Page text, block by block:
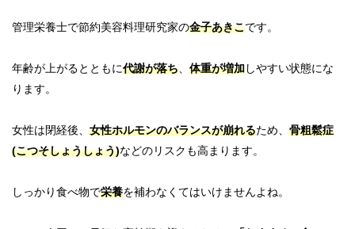
管理栄養士で節約美容料理研究家の金子あきこです。
年齢が上がるとともに代謝が落ち 体重が増加しやすい状態にな
ります。
女性は閉経後、 女性ホルモンのバランスが崩れるため、 骨粗鬆症
(こつそしょうしょう)などのリスクも高まります。
しっかり食べ物で栄養を補わなくてはいけませんよね。